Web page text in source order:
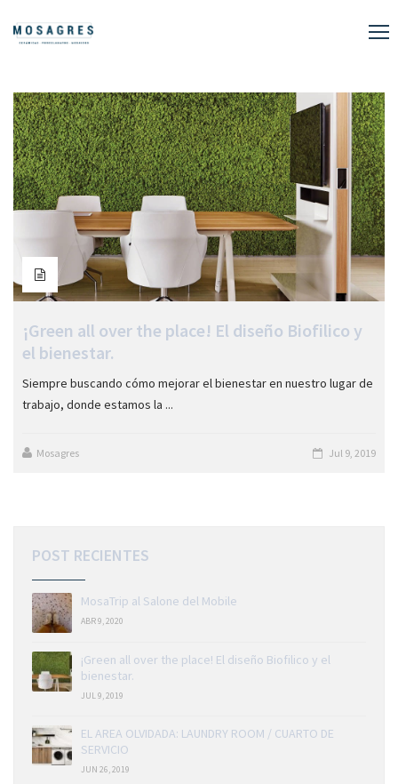
¡Green all over the place! El diseño Biofilico y
el bienestar.
Siempre buscando cómo mejorar el bienestar en nuestro lugar de
trabajo, donde estamos la ...
Mosagres Jul 9, 2019
POST RECIENTES
MosaTrip al Salone del Mobile
ABR 9, 2020
¡Green all over the place! El diseño Biofilico y el
bienestar.
JUL 9, 2019
EL AREA OLVIDADA: LAUNDRY ROOM / CUARTO DE
SERVICIO
JUN 26, 2019